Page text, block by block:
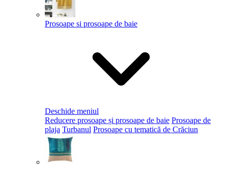
Prosoape si prosoape de baie
Deschide meniul
Reducere prosoape și prosoape de baie Prosoape de
plaja Turbanul Prosoape cu tematică de Crăciun